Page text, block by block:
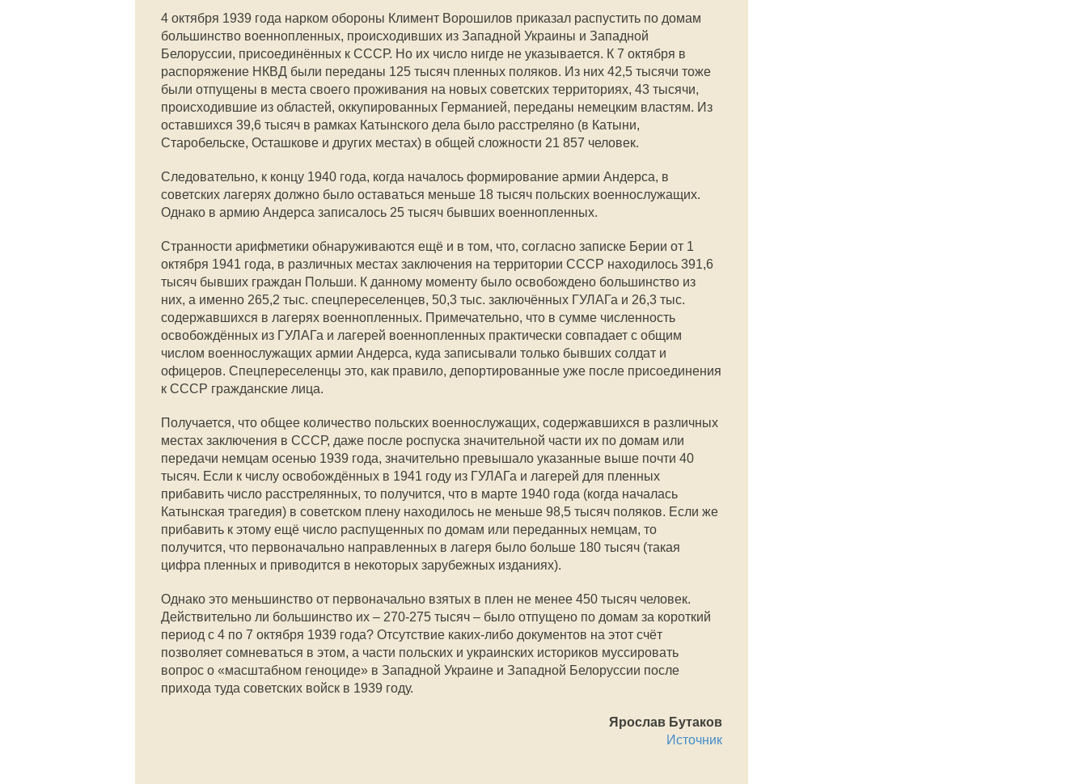
4 октября 1939 года нарком обороны Климент Ворошилов приказал распустить по домам
большинство военнопленных, происходивших из Западной Украины и Западной
Белоруссии, присоединённых к СССР. Но их число нигде не указывается. К 7 октября в
распоряжение НКВД были переданы 125 тысяч пленных поляков. Из них 42,5 тысячи тоже
были отпущены в места своего проживания на новых советских территориях, 43 тысячи,
происходившие из областей, оккупированных Германией, переданы немецким властям. Из
оставшихся 39,6 тысяч в рамках Катынского дела было расстреляно (в Катыни,
Старобельске, Осташкове и других местах) в общей сложности 21 857 человек.
Следовательно, к концу 1940 года, когда началось формирование армии Андерса, в
советских лагерях должно было оставаться меньше 18 тысяч польских военнослужащих.
Однако в армию Андерса записалось 25 тысяч бывших военнопленных.
Странности арифметики обнаруживаются ещё и в том, что, согласно записке Берии от 1
октября 1941 года, в различных местах заключения на территории СССР находилось 391,6
тысяч бывших граждан Польши. К данному моменту было освобождено большинство из
них, а именно 265,2 тыс. спецпереселенцев, 50,3 тыс. заключённых ГУЛАГа и 26,3 тыс.
содержавшихся в лагерях военнопленных. Примечательно, что в сумме численность
освобождённых из ГУЛАГа и лагерей военнопленных практически совпадает с общим
числом военнослужащих армии Андерса, куда записывали только бывших солдат и
офицеров. Спецпереселенцы это, как правило, депортированные уже после присоединения
к СССР гражданские лица.
Получается, что общее количество польских военнослужащих, содержавшихся в различных
местах заключения в СССР, даже после роспуска значительной части их по домам или
передачи немцам осенью 1939 года, значительно превышало указанные выше почти 40
тысяч. Если к числу освобождённых в 1941 году из ГУЛАГа и лагерей для пленных
прибавить число расстрелянных, то получится, что в марте 1940 года (когда началась
Катынская трагедия) в советском плену находилось не меньше 98,5 тысяч поляков. Если же
прибавить к этому ещё число распущенных по домам или переданных немцам, то
получится, что первоначально направленных в лагеря было больше 180 тысяч (такая
цифра пленных и приводится в некоторых зарубежных изданиях).
Однако это меньшинство от первоначально взятых в плен не менее 450 тысяч человек.
Действительно ли большинство их – 270-275 тысяч – было отпущено по домам за короткий
период с 4 по 7 октября 1939 года? Отсутствие каких-либо документов на этот счёт
позволяет сомневаться в этом, а части польских и украинских историков муссировать
вопрос о «масштабном геноциде» в Западной Украине и Западной Белоруссии после
прихода туда советских войск в 1939 году.
Ярослав Бутаков
Источник